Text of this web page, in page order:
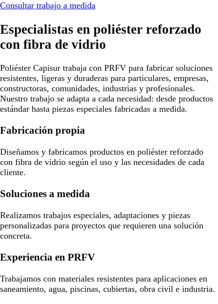
Consultar trabajo a medida
Especialistas en poliéster reforzado
con fibra de vidrio
Poliéster Capisur trabaja con PRFV para fabricar soluciones
resistentes, ligeras y duraderas para particulares, empresas,
constructoras, comunidades, industrias y profesionales.
Nuestro trabajo se adapta a cada necesidad: desde productos
estándar hasta piezas especiales fabricadas a medida.
Fabricación propia
Diseñamos y fabricamos productos en poliéster reforzado
con fibra de vidrio según el uso y las necesidades de cada
cliente.
Soluciones a medida
Realizamos trabajos especiales, adaptaciones y piezas
personalizadas para proyectos que requieren una solución
concreta.
Experiencia en PRFV
Trabajamos con materiales resistentes para aplicaciones en
saneamiento, agua, piscinas, cubiertas, obra civil e industria.